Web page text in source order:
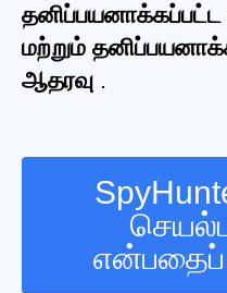
மற்றும்
ஆதரவு .
என்பதைப்